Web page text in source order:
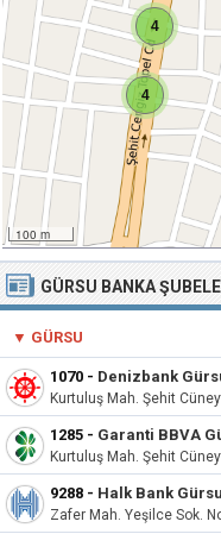
4
4
100 m
GÜRSU BANKA
▼ GÜRSU
1070 - Denizbank
Kurtuluş Mah. Şehit
1285 - Garanti BBVA
Kurtuluş Mah. Şehit
9288 - Halk Bank
Zafer Mah. Yeşilce Sok.